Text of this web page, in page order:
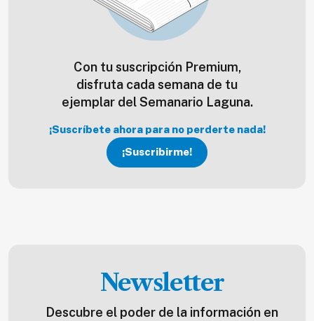
Con tu suscripción Premium,
disfruta cada semana de tu
ejemplar del Semanario Laguna.
¡Suscríbete ahora para no perderte nada!
¡Suscribirme!
Newsletter
Descubre el poder de la información en